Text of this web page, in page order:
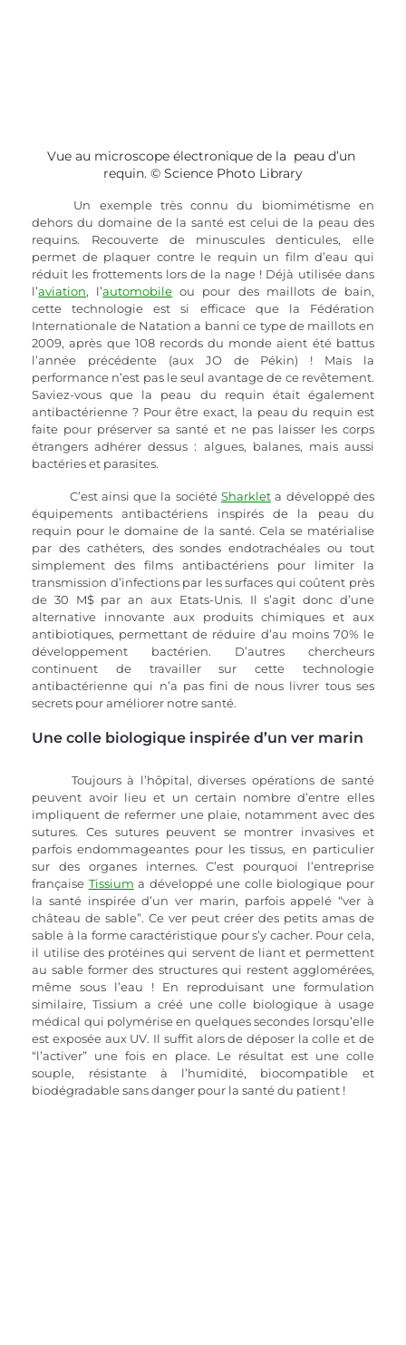
Vue au microscope électronique de la  peau d’un
requin. © Science Photo Library
Un exemple très connu du biomimétisme en
dehors du domaine de la santé est celui de la peau des
requins. Recouverte de minuscules denticules, elle
permet de plaquer contre le requin un film d’eau qui
réduit les frottements lors de la nage ! Déjà utilisée dans
l’aviation, l’automobile ou pour des maillots de bain,
cette technologie est si efficace que la Fédération
Internationale de Natation a banni ce type de maillots en
2009, après que 108 records du monde aient été battus
l’année précédente (aux JO de Pékin) ! Mais la
performance n’est pas le seul avantage de ce revêtement.
Saviez-vous que la peau du requin était également
antibactérienne ? Pour être exact, la peau du requin est
faite pour préserver sa santé et ne pas laisser les corps
étrangers adhérer dessus : algues, balanes, mais aussi
bactéries et parasites.
C’est ainsi que la société Sharklet a développé des
équipements antibactériens inspirés de la peau du
requin pour le domaine de la santé. Cela se matérialise
par des cathéters, des sondes endotrachéales ou tout
simplement des films antibactériens pour limiter la
transmission d’infections par les surfaces qui coûtent près
de 30 M$ par an aux Etats-Unis. Il s’agit donc d’une
alternative innovante aux produits chimiques et aux
antibiotiques, permettant de réduire d’au moins 70% le
développement bactérien. D’autres chercheurs
continuent de travailler sur cette technologie
antibactérienne qui n’a pas fini de nous livrer tous ses
secrets pour améliorer notre santé.
Une colle biologique inspirée d’un ver marin
Toujours à l’hôpital, diverses opérations de santé
peuvent avoir lieu et un certain nombre d’entre elles
impliquent de refermer une plaie, notamment avec des
sutures. Ces sutures peuvent se montrer invasives et
parfois endommageantes pour les tissus, en particulier
sur des organes internes. C’est pourquoi l’entreprise
française Tissium a développé une colle biologique pour
la santé inspirée d’un ver marin, parfois appelé “ver à
château de sable”. Ce ver peut créer des petits amas de
sable à la forme caractéristique pour s’y cacher. Pour cela,
il utilise des protéines qui servent de liant et permettent
au sable former des structures qui restent agglomérées,
même sous l’eau ! En reproduisant une formulation
similaire, Tissium a créé une colle biologique à usage
médical qui polymérise en quelques secondes lorsqu’elle
est exposée aux UV. Il suffit alors de déposer la colle et de
“l’activer” une fois en place. Le résultat est une colle
souple, résistante à l’humidité, biocompatible et
biodégradable sans danger pour la santé du patient !